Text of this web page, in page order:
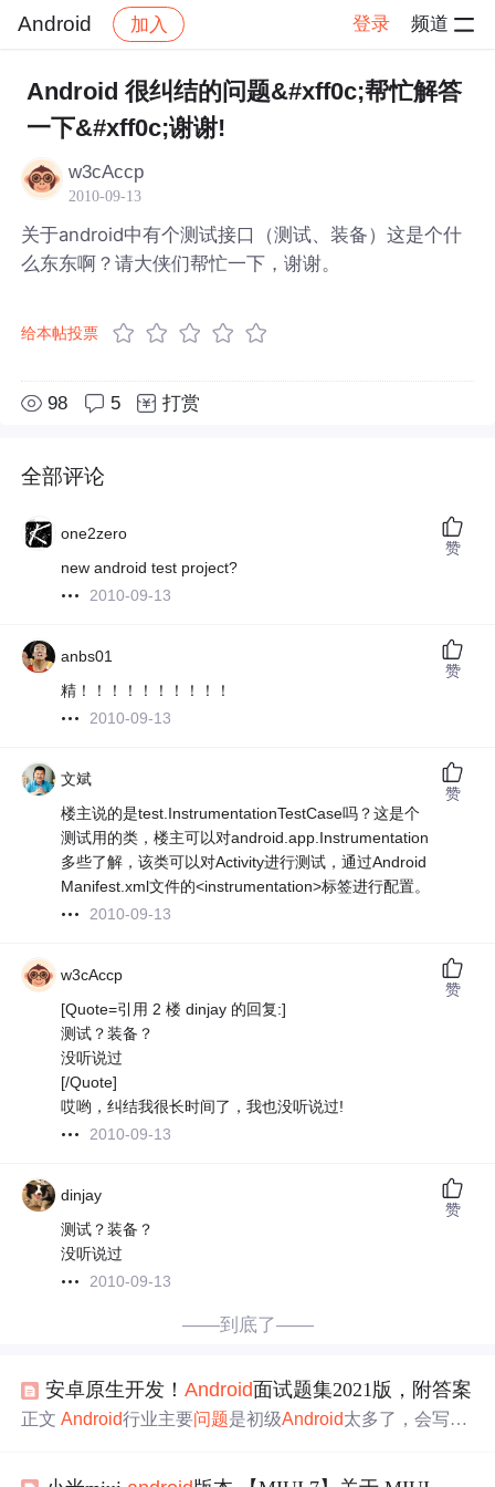
Android 加入 登录 频道
社区 Android 帖子详情
Android 很纠结的问题&#xff0c;帮忙解答
一下&#xff0c;谢谢!
w3cAccp
2010-09-13
关于android中有个测试接口（测试、装备）这是个什
么东东啊？请大侠们帮忙一下，谢谢。
给本帖投票
98 5 打赏
全部评论
one2zero
new android test project?
2010-09-13
赞
anbs01
精！！！！！！！！！！
2010-09-13
赞
文斌
楼主说的是test.InstrumentationTestCase吗？这是个
测试用的类，楼主可以对android.app.Instrumentation
多些了解，该类可以对Activity进行测试，通过Android
Manifest.xml文件的<instrumentation>标签进行配置。
2010-09-13
赞
w3cAccp
[Quote=引用 2 楼 dinjay 的回复:]
测试？装备？
没听说过
[/Quote]
哎哟，纠结我很长时间了，我也没听说过!
2010-09-13
赞
dinjay
测试？装备？
没听说过
2010-09-13
赞
——到底了——
安卓原生开发！Android面试题集2021版，附答案
正文Android行业主要问题是初级Android太多了，会写xm